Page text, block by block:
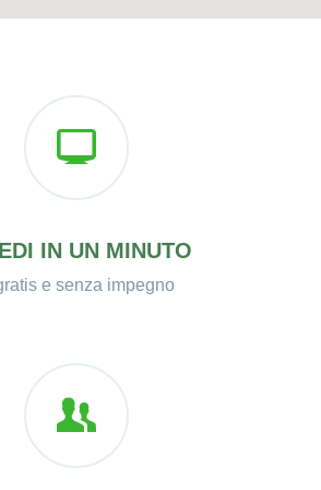
IN UN MINUTO
e senza impegno